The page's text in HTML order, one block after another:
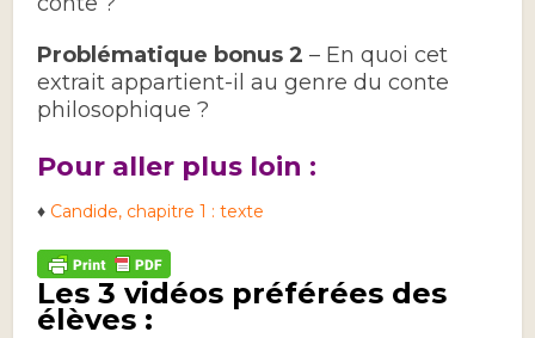
Problématique bonus 2 – En quoi cet
extrait appartient-il au genre du conte
philosophique ?
Pour aller plus loin :
♦ Candide, chapitre 1 : texte
Les 3 vidéos préférées des
élèves :